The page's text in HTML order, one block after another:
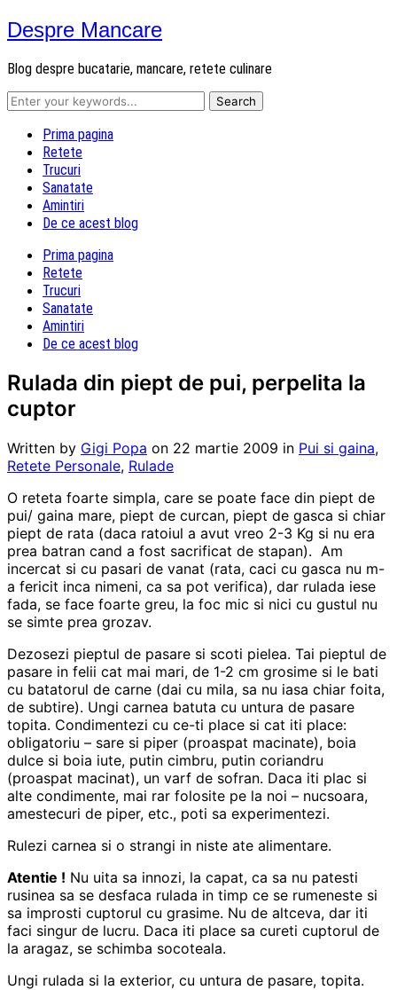
Despre Mancare
Blog despre bucatarie, mancare, retete culinare
Prima pagina
Retete
Trucuri
Sanatate
Amintiri
De ce acest blog
Prima pagina
Retete
Trucuri
Sanatate
Amintiri
De ce acest blog
Rulada din piept de pui, perpelita la
cuptor
Written by Gigi Popa on 22 martie 2009 in Pui si gaina,
Retete Personale, Rulade
O reteta foarte simpla, care se poate face din piept de
pui/ gaina mare, piept de curcan, piept de gasca si chiar
piept de rata (daca ratoiul a avut vreo 2-3 Kg si nu era
prea batran cand a fost sacrificat de stapan). Am
incercat si cu pasari de vanat (rata, caci cu gasca nu m-
a fericit inca nimeni, ca sa pot verifica), dar rulada iese
fada, se face foarte greu, la foc mic si nici cu gustul nu
se simte prea grozav.
Dezosezi pieptul de pasare si scoti pielea. Tai pieptul de
pasare in felii cat mai mari, de 1-2 cm grosime si le bati
cu batatorul de carne (dai cu mila, sa nu iasa chiar foita,
de subtire). Ungi carnea batuta cu untura de pasare
topita. Condimentezi cu ce-ti place si cat iti place:
obligatoriu – sare si piper (proaspat macinate), boia
dulce si boia iute, putin cimbru, putin coriandru
(proaspat macinat), un varf de sofran. Daca iti plac si
alte condimente, mai rar folosite pe la noi – nucsoara,
amestecuri de piper, etc., poti sa experimentezi.
Rulezi carnea si o strangi in niste ate alimentare.
Atentie ! Nu uita sa innozi, la capat, ca sa nu patesti
rusinea sa se desfaca rulada in timp ce se rumeneste si
sa improsti cuptorul cu grasime. Nu de altceva, dar iti
faci singur de lucru. Daca iti place sa cureti cuptorul de
la aragaz, se schimba socoteala.
Ungi rulada si la exterior, cu untura de pasare, topita.